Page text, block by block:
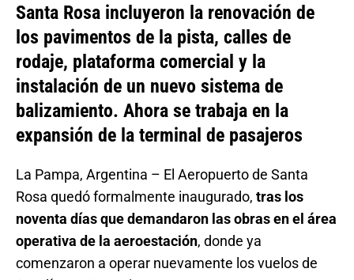
Santa Rosa incluyeron la renovación de
los pavimentos de la pista, calles de
rodaje, plataforma comercial y la
instalación de un nuevo sistema de
balizamiento. Ahora se trabaja en la
expansión de la terminal de pasajeros
La Pampa, Argentina – El Aeropuerto de Santa
Rosa quedó formalmente inaugurado, tras los
noventa días que demandaron las obras en el área
operativa de la aeroestación, donde ya
comenzaron a operar nuevamente los vuelos de